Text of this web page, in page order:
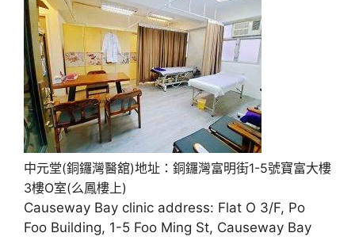
中元堂(銅鑼灣醫舘)地址：銅鑼灣富明街1-5號寶富大樓
3樓O室(么鳳樓上)
Causeway Bay clinic address: Flat O 3/F, Po
Foo Building, 1-5 Foo Ming St, Causeway Bay